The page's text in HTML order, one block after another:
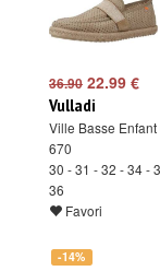
36.90 22.99 €
Vulladi
Ville Basse Enfant
670
30 - 31 - 32 - 34 -
36
Favori
-14%